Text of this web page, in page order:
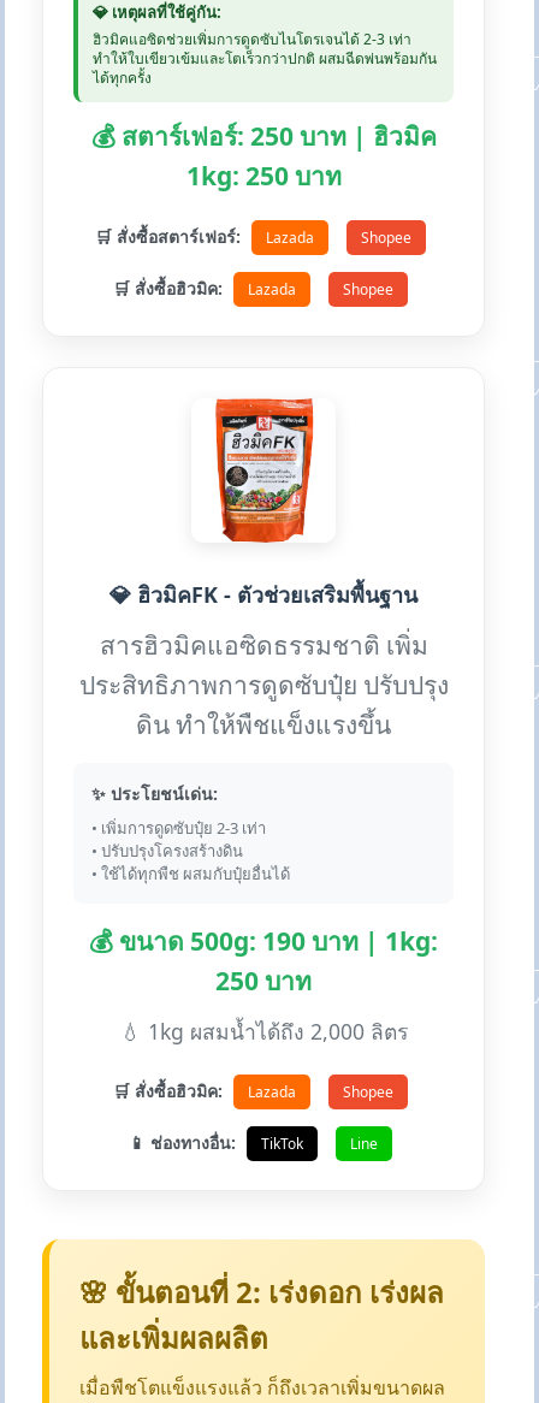
💎 เหตุผลที่ใช้คู่กัน:
ฮิวมิคแอซิดช่วยเพิ่มการดูดซับไนโตรเจนได้ 2-3 เท่า
ทำให้ใบเขียวเข้มและโตเร็วกว่าปกติ ผสมฉีดพ่นพร้อมกัน
ได้ทุกครั้ง
💰 สตาร์เฟอร์: 250 บาท | ฮิวมิค
1kg: 250 บาท
🛒 สั่งซื้อสตาร์เฟอร์: Lazada Shopee
🛒 สั่งซื้อฮิวมิค: Lazada Shopee
💎 ฮิวมิคFK - ตัวช่วยเสริมพื้นฐาน
สารฮิวมิคแอซิดธรรมชาติ เพิ่ม
ประสิทธิภาพการดูดซับปุ๋ย ปรับปรุง
ดิน ทำให้พืชแข็งแรงขึ้น
✨ ประโยชน์เด่น:
• เพิ่มการดูดซับปุ๋ย 2-3 เท่า
• ปรับปรุงโครงสร้างดิน
• ใช้ได้ทุกพืช ผสมกับปุ๋ยอื่นได้
💰 ขนาด 500g: 190 บาท | 1kg:
250 บาท
💧 1kg ผสมน้ำได้ถึง 2,000 ลิตร
🛒 สั่งซื้อฮิวมิค: Lazada Shopee
📱 ช่องทางอื่น: TikTok Line
🌸 ขั้นตอนที่ 2: เร่งดอก เร่งผล
และเพิ่มผลผลิต
เมื่อพืชโตแข็งแรงแล้ว ก็ถึงเวลาเพิ่มขนาดผล